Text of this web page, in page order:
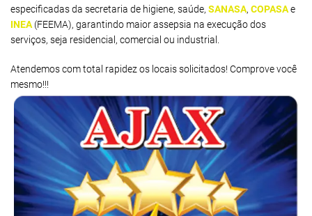
especificadas da secretaria de higiene, saúde, SANASA, COPASAe
INEA (FEEMA), garantindo maior assepsia na execução dos
serviços, seja residencial, comercial ou industrial.
Atendemos com total rapidez os locais solicitados! Comprove você
mesmo!!!